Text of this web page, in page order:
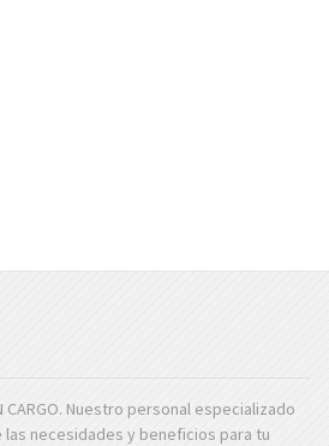
Nuestro personal especializado
necesidades y beneficios para tu